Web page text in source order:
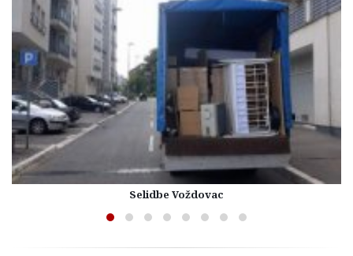
Selidbe Voždovac